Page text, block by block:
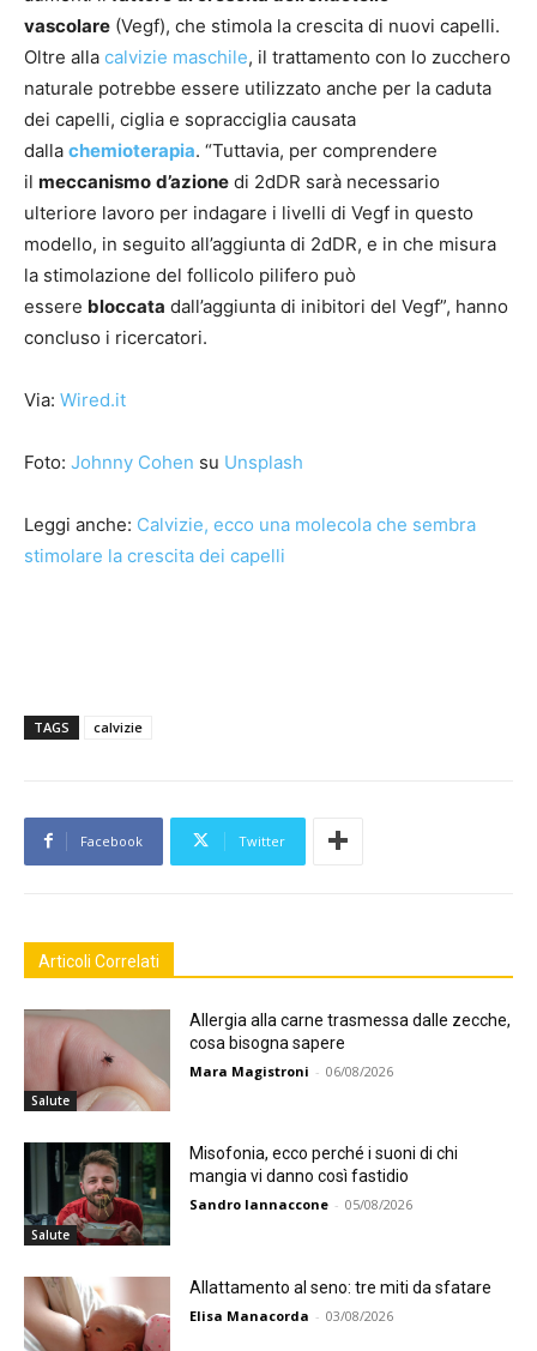
vascolare (Vegf), che stimola la crescita di nuovi capelli.
Oltre alla calvizie maschile, il trattamento con lo zucchero
naturale potrebbe essere utilizzato anche per la caduta
dei capelli, ciglia e sopracciglia causata
dalla chemioterapia. “Tuttavia, per comprendere
il meccanismo d’azione di 2dDR sarà necessario
ulteriore lavoro per indagare i livelli di Vegf in questo
modello, in seguito all’aggiunta di 2dDR, e in che misura
la stimolazione del follicolo pilifero può
essere bloccata dall’aggiunta di inibitori del Vegf”, hanno
concluso i ricercatori.
Via: Wired.it
Foto: Johnny Cohen su Unsplash
Leggi anche: Calvizie, ecco una molecola che sembra
stimolare la crescita dei capelli
TAGS calvizie
Facebook Twitter
Articoli Correlati
Salute
Allergia alla carne trasmessa dalle zecche,
cosa bisogna sapere
Mara Magistroni - 06/08/2026
Salute
Misofonia, ecco perché i suoni di chi
mangia vi danno così fastidio
Sandro Iannaccone - 05/08/2026
Allattamento al seno: tre miti da sfatare
Elisa Manacorda - 03/08/2026